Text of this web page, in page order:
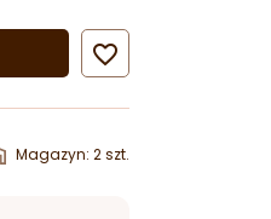

Magazyn: 2 szt.